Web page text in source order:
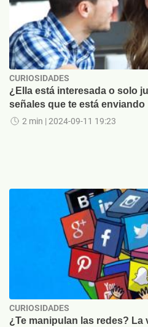
CURIOSIDADES
¿Ella está interesada o solo
señales que te está enviando
2 min | 2024-09-11 19:23
CURIOSIDADES
¿Te manipulan las redes? La